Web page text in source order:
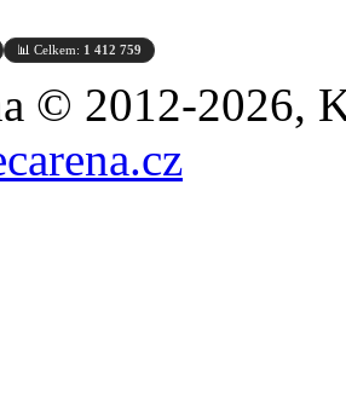
📊 Celkem: 1 412 759
© 2012-2026,